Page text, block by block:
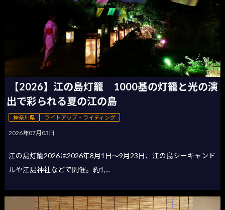
【2026】江の島灯籠 1000基の灯籠と光の演
出で彩られる夏の江の島
神奈川県 ライトアップ・ライティング
2026年07月03日
江の島灯籠2026は2026年8月1日〜9月23日、江の島シーキャンド
ルや江島神社などで開催。約1,...